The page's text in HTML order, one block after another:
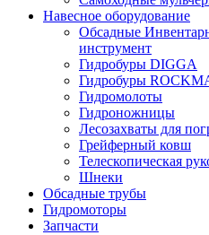
Навесное оборудование
Обсадные
инструмент
Гидробуры DIGGA
Гидробуры
Гидромолоты
Гидроножницы
Лесозахваты для
Грейферный ковш
Телескопическая
Шнеки
Обсадные трубы
Гидромоторы
Запчасти